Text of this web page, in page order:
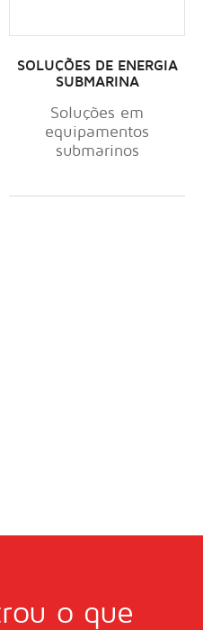
SOLUÇÕES DE ENERGIA
SUBMARINA
Soluções em
equipamentos
submarinos
o que